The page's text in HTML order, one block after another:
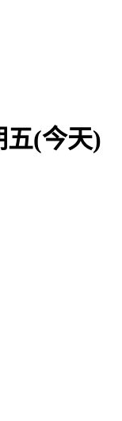
五(今天)